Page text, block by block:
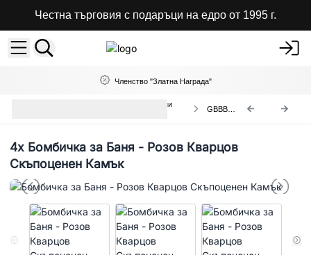
Честна търговия с подаръци на едро от 1995 г.
Членство "Златна Награда"
Бомбички за Вана със Скъпоценни
4x Бомбичка за Баня - Розов Кварцов
Скъпоценен Камък